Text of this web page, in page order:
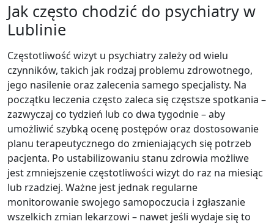
Jak często chodzić do psychiatry w
Lublinie
Częstotliwość wizyt u psychiatry zależy od wielu
czynników, takich jak rodzaj problemu zdrowotnego,
jego nasilenie oraz zalecenia samego specjalisty. Na
początku leczenia często zaleca się częstsze spotkania –
zazwyczaj co tydzień lub co dwa tygodnie – aby
umożliwić szybką ocenę postępów oraz dostosowanie
planu terapeutycznego do zmieniających się potrzeb
pacjenta. Po ustabilizowaniu stanu zdrowia możliwe
jest zmniejszenie częstotliwości wizyt do raz na miesiąc
lub rzadziej. Ważne jest jednak regularne
monitorowanie swojego samopoczucia i zgłaszanie
wszelkich zmian lekarzowi – nawet jeśli wydaje się to